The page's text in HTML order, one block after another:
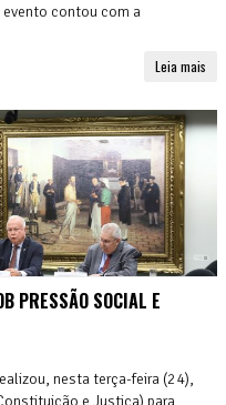
contou com a
Leia mais
PRESSÃO SOCIAL E
nesta terça-feira (24),
e Justiça) para